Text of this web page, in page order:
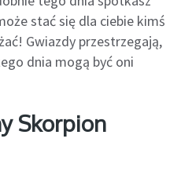
stać się dla ciebie kimś
Gwiazdy przestrzegają,
dnia mogą być oni
Skorpion